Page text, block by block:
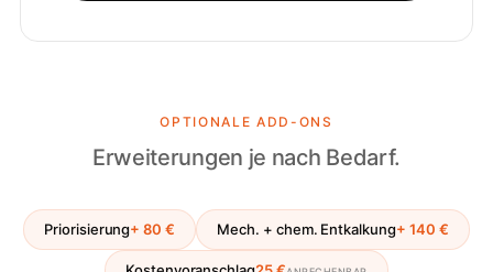
OPTIONALE ADD-ONS
Erweiterungen je nach Bedarf.
Priorisierung+ 80 € Mech. + chem. Entkalkung+ 140 €